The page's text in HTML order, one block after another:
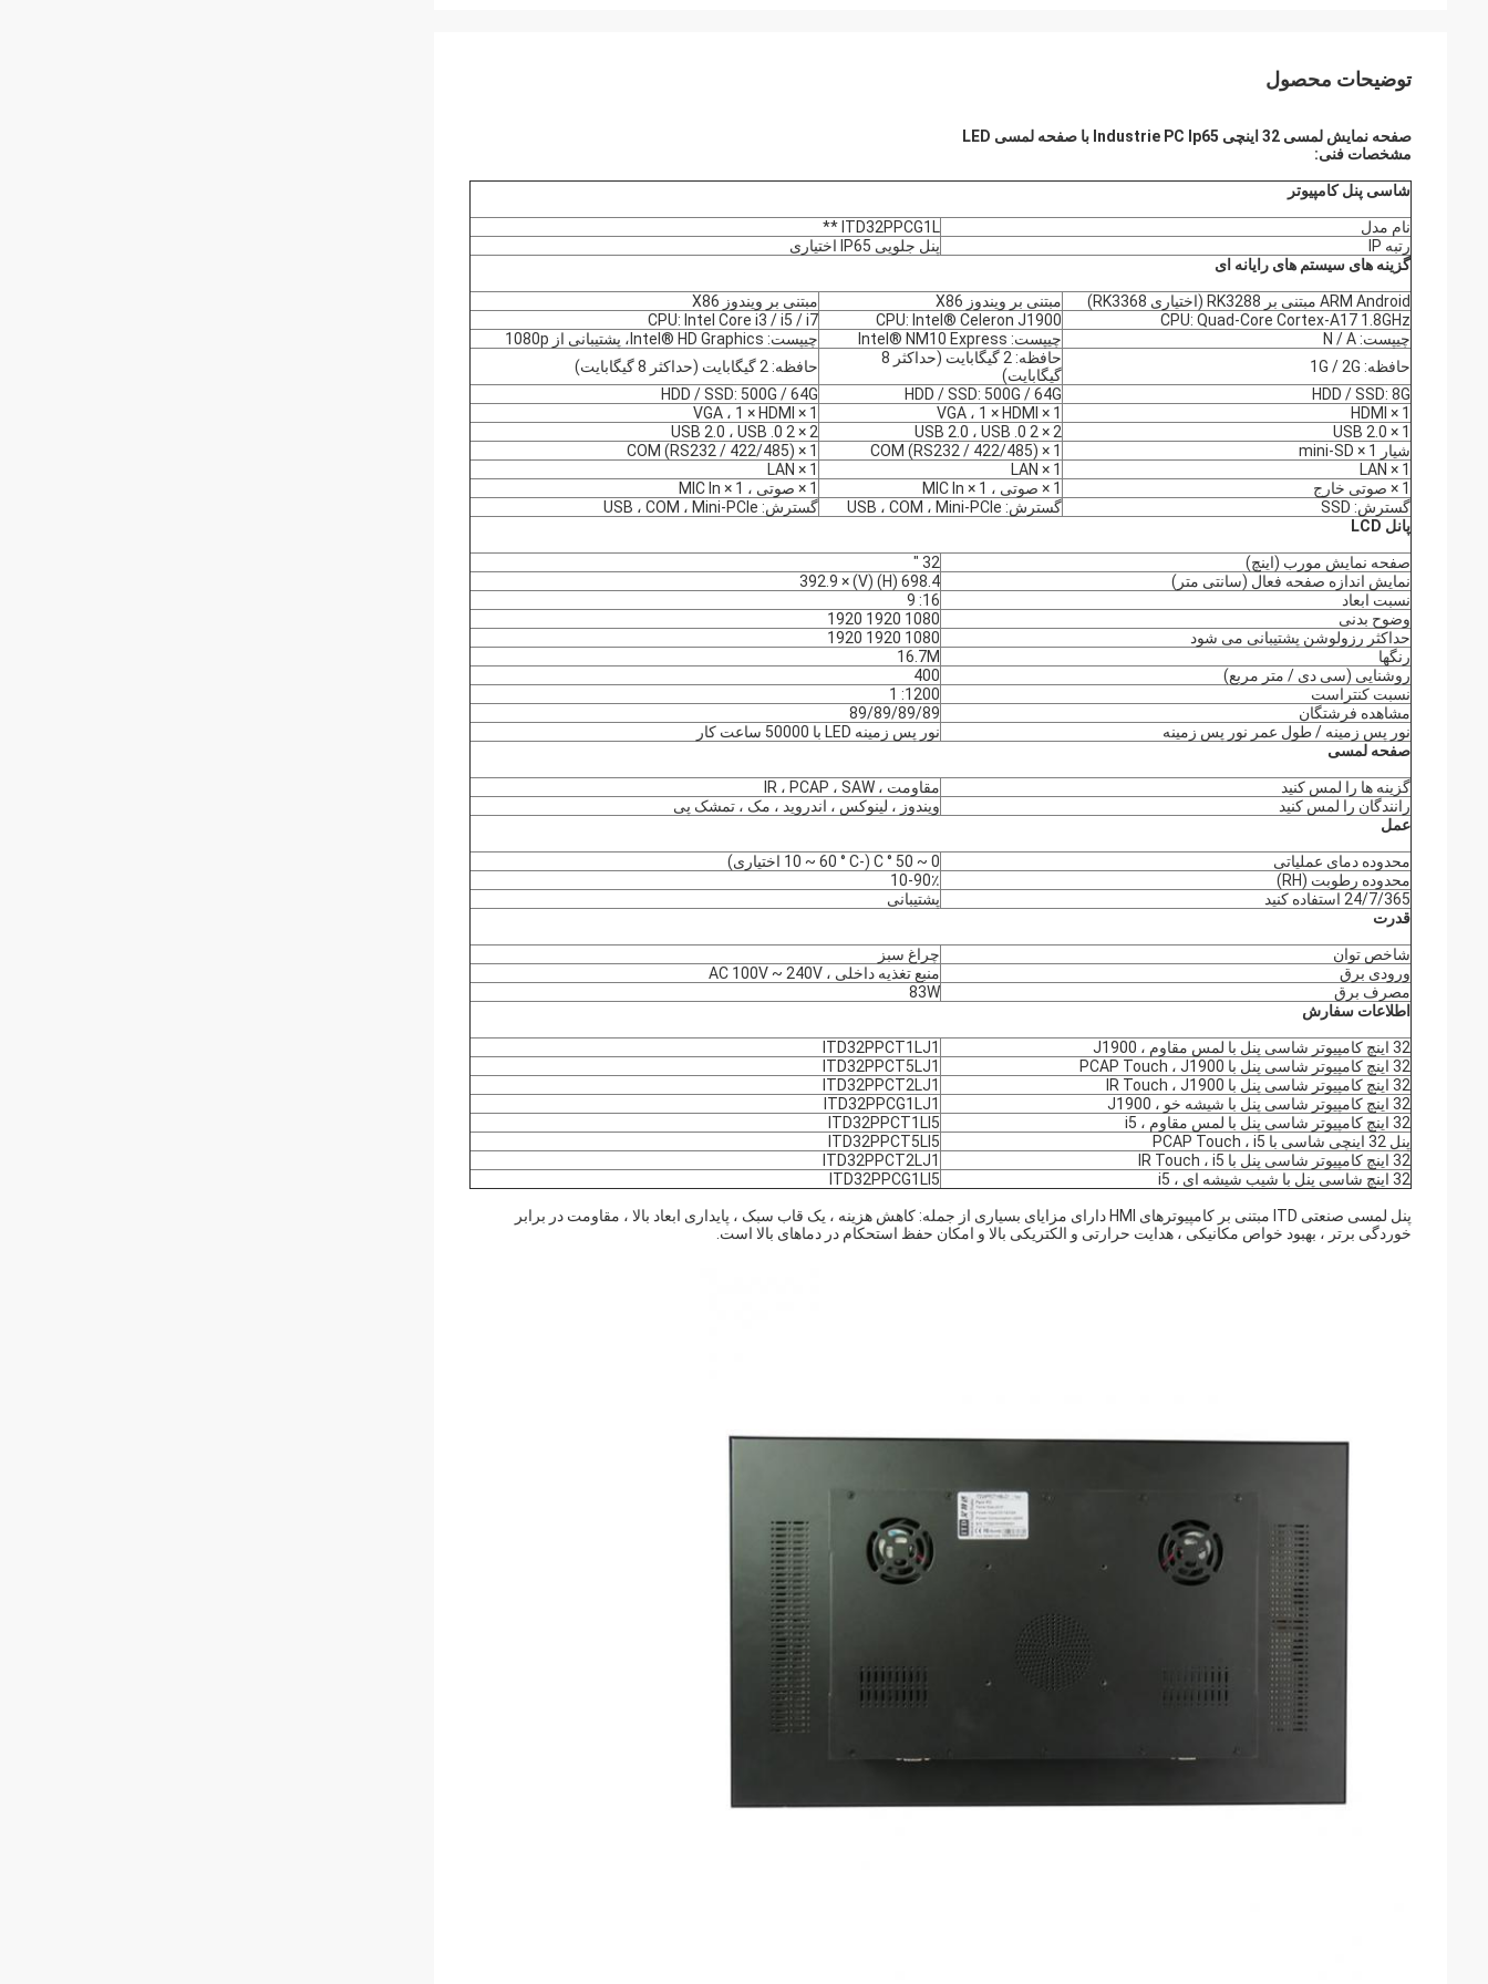
توضیحات محصول
صفحه نمایش لمسی 32 اینچی Industrie PC Ip65 با صفحه لمسی LED
مشخصات فنی:
شاسی پنل کامپیوتر
نام مدل
ITD32PPCG1L **
رتبه IP
پنل جلویی IP65 اختیاری
گزینه های سیستم های رایانه ای
ARM Android مبتنی بر RK3288 (اختیاری RK3368) مبتنی بر ویندوز X86
مبتنی بر ویندوز X86
CPU: Quad-Core Cortex-A17 1.8GHz
CPU: Intel® Celeron J1900
CPU: Intel Core i3 / i5 / i7
چیپست: N / A
چیپست: Intel® NM10 Express
چیپست: Intel® HD Graphics، پشتیبانی از 1080p
حافظه: 1G / 2G
حافظه: 2 گیگابایت (حداکثر 8
گیگابایت)
حافظه: 2 گیگابایت (حداکثر 8 گیگابایت)
HDD / SSD: 8G
HDD / SSD: 500G / 64G
HDD / SSD: 500G / 64G
1 × HDMI
1 × VGA ، 1 × HDMI
1 × VGA ، 1 × HDMI
1 × USB 2.0
2 × USB 2.0 ، USB .0 2
2 × USB 2.0 ، USB .0 2
شیار 1 × mini-SD
1 × COM (RS232 / 422/485)
1 × COM (RS232 / 422/485)
1 × LAN
1 × LAN
1 × LAN
1 × صوتی خارج
1 × صوتی ، 1 × MIC In
1 × صوتی ، 1 × MIC In
گسترش: SSD
گسترش: USB ، COM ، Mini-PCIe
گسترش: USB ، COM ، Mini-PCIe
پانل LCD
صفحه نمایش مورب (اینچ)
32 "
نمایش اندازه صفحه فعال (سانتی متر)
698.4 (H) 392.9 × (V)
نسبت ابعاد
16: 9
وضوح بدنی
1080 1920 1920
حداکثر رزولوشن پشتیبانی می شود
1080 1920 1920
رنگها
16.7M
روشنایی (سی دی / متر مربع)
400
نسبت کنتراست
1200: 1
مشاهده فرشتگان
89/89/89/89
نور پس زمینه / طول عمر نور پس زمینه
نور پس زمینه LED با 50000 ساعت کار
صفحه لمسی
گزینه ها را لمس کنید
مقاومت ، IR ، PCAP ، SAW
رانندگان را لمس کنید
ویندوز ، لینوکس ، اندروید ، مک ، تمشک پی
عمل
محدوده دمای عملیاتی
0 ~ 50 ° C (-10 ~ 60 ° C اختیاری)
محدوده رطوبت (RH)
10-90٪
24/7/365 استفاده کنید
پشتیبانی
قدرت
شاخص توان
چراغ سبز
ورودی برق
منبع تغذیه داخلی ، AC 100V ~ 240V
مصرف برق
83W
اطلاعات سفارش
32 اینچ کامپیوتر شاسی پنل با لمس مقاوم ، J1900
ITD32PPCT1LJ1
32 اینچ کامپیوتر شاسی پنل با PCAP Touch ، J1900
ITD32PPCT5LJ1
32 اینچ کامپیوتر شاسی پنل با IR Touch ، J1900
ITD32PPCT2LJ1
32 اینچ کامپیوتر شاسی پنل با شیشه خو ، J1900
ITD32PPCG1LJ1
32 اینچ کامپیوتر شاسی پنل با لمس مقاوم ، i5
ITD32PPCT1LI5
پنل 32 اینچی شاسی با PCAP Touch ، i5
ITD32PPCT5LI5
32 اینچ کامپیوتر شاسی پنل با IR Touch ، i5
ITD32PPCT2LJ1
32 اینچ شاسی پنل با شیب شیشه ای ، i5
ITD32PPCG1LI5
پنل لمسی صنعتی ITD مبتنی بر کامپیوترهای HMI دارای مزایای بسیاری از جمله: کاهش هزینه ، یک قاب سبک ، پایداری ابعاد بالا ، مقاومت در برابر
خوردگی برتر ، بهبود خواص مکانیکی ، هدایت حرارتی و الکتریکی بالا و امکان حفظ استحکام در دماهای بالا است.